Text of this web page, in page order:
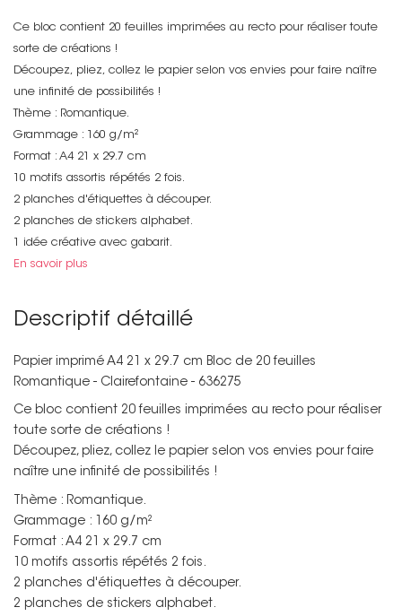
Ce bloc contient 20 feuilles imprimées au recto pour réaliser toute
sorte de créations !
Découpez, pliez, collez le papier selon vos envies pour faire naître
une infinité de possibilités !
Thème : Romantique.
Grammage : 160 g/m²
Format : A4 21 x 29.7 cm
10 motifs assortis répétés 2 fois.
2 planches d'étiquettes à découper.
2 planches de stickers alphabet.
1 idée créative avec gabarit.
En savoir plus
Descriptif détaillé
Papier imprimé A4 21 x 29.7 cm Bloc de 20 feuilles
Romantique - Clairefontaine - 636275
Ce bloc contient 20 feuilles imprimées au recto pour réaliser
toute sorte de créations !
Découpez, pliez, collez le papier selon vos envies pour faire
naître une infinité de possibilités !
Thème : Romantique.
Grammage : 160 g/m²
Format : A4 21 x 29.7 cm
10 motifs assortis répétés 2 fois.
2 planches d'étiquettes à découper.
2 planches de stickers alphabet.